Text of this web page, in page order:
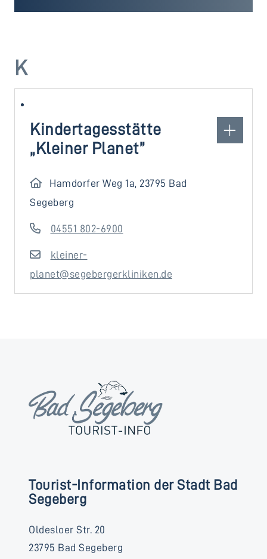
K
Kindertagesstätte
„Kleiner Planet”
Hamdorfer Weg 1a, 23795 Bad
Segeberg
04551 802-6900
kleiner-
planet@segebergerkliniken.de
Tourist-Information der Stadt Bad
Segeberg
Oldesloer Str. 20
23795 Bad Segeberg